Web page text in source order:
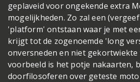
geplaveid voor ongekende extra
mogelijkheden. Zo zal een
'platform' ontstaan waar je met
krijgt tot de zogenoemde 'long
onversneden en niet gekortwiekte
voorbeeld is het potje nakaarten,
doorfilosoferen over geteste